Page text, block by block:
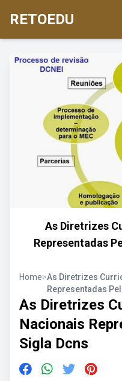
RETOEDU
As Diretrizes
Representadas
Home>As Diretrizes
Representadas
As Diretrizes
Nacionais
Sigla Dcns